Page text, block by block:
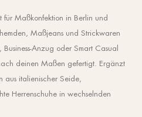
für Maßkonfektion in Berlin und
Maßjeans und Strickwaren
Anzug oder Smart Casual
deinen Maßen gefertigt. Ergänzt
italienischer Seide,
Herrenschuhe in wechselnden